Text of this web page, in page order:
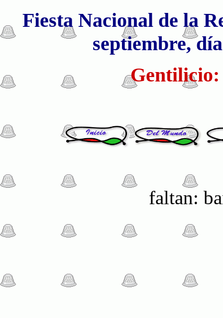
Fiesta Nacional de la
septiembre,
Gentilicio:
faltan: